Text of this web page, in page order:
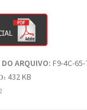
ARQUIVO: F9-4C-
432 KB